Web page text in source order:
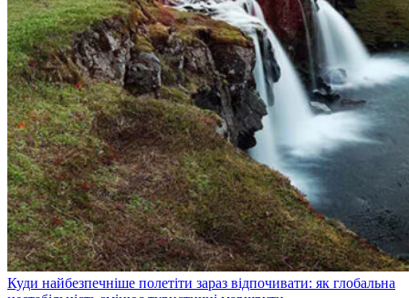
Куди найбезпечніше полетіти зараз відпочивати: як глобальна